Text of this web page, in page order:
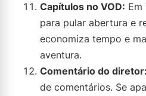
Capítulos no VOD: Em
para pular abertura e
economiza tempo e
aventura.
Comentário do diretor:
de comentários. Se